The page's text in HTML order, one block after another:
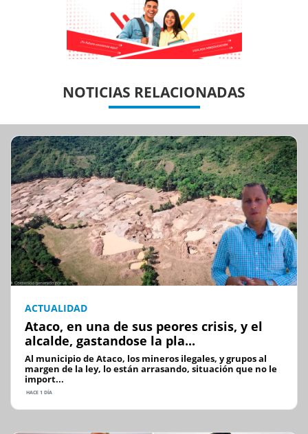
NOTICIAS RELACIONADAS
ACTUALIDAD
Ataco, en una de sus peores crisis, y el
alcalde, gastandose la pla...
Al municipio de Ataco, los mineros ilegales, y grupos al
margen de la ley, lo están arrasando, situación que no le
import...
HACE 1 DÍA